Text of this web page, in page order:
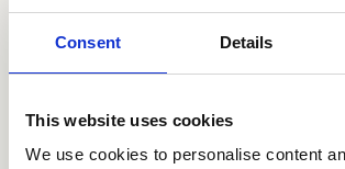
Consent Details
This website uses cookies
We use cookies to personalise content
повишено кръвно налягане и
заболявания, като например
Много важно при лечението е
провокиращите фактори.